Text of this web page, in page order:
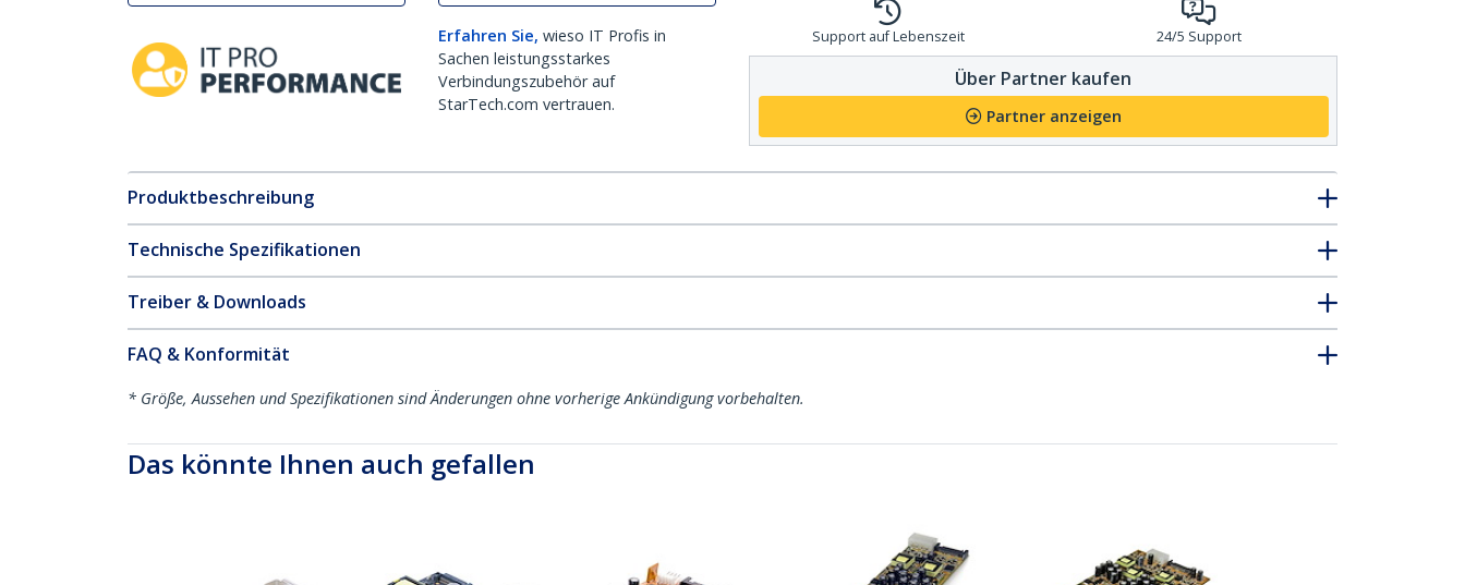
Erfahren Sie, wieso IT Profis in
Sachen leistungsstarkes
Verbindungszubehör auf
StarTech.com vertrauen.
Support auf Lebenszeit 24/5 Support
Über Partner kaufen
Partner anzeigen
Produktbeschreibung
Technische Spezifikationen
Treiber & Downloads
FAQ & Konformität
* Größe, Aussehen und Spezifikationen sind Änderungen ohne vorherige Ankündigung vorbehalten.
Das könnte Ihnen auch gefallen